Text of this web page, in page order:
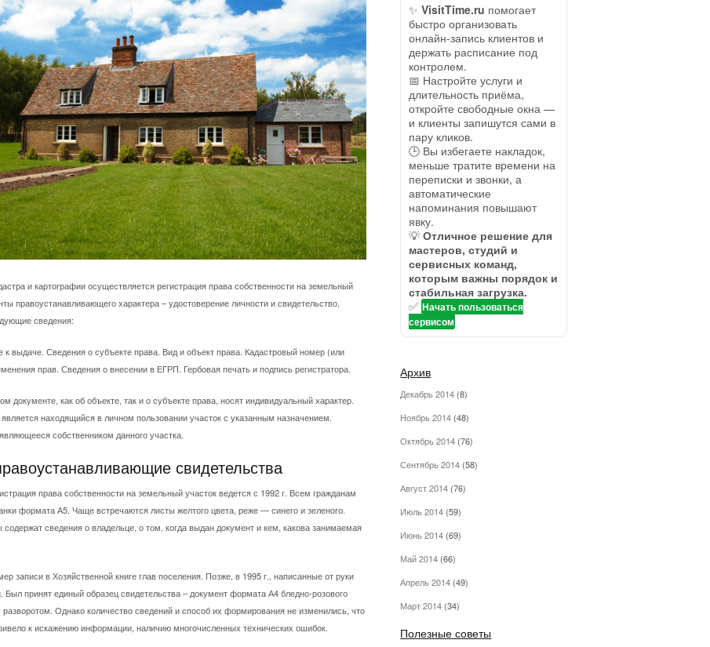
и картографии осуществляется регистрация права собственности на земельный
правоустанавливающего характера – удостоверение личности и свидетельство,
сведения:
к выдаче. Сведения о субъекте права. Вид и объект права. Кадастровый номер (или
прав. Сведения о внесении в ЕГРП. Гербовая печать и подпись регистратора.
документе, как об объекте, так и о субъекте права, носят индивидуальный характер.
находящийся в личном пользовании участок с указанным назначением.
собственником данного участка.
свидетельства
права собственности на земельный участок ведется с 1992 г. Всем гражданам
формата А5. Чаще встречаются листы желтого цвета, реже — синего и зеленого.
сведения о владельце, о том, когда выдан документ и кем, какова занимаемая
записи в Хозяйственной книге глав поселения. Позже, в 1995 г., написанные от руки
Был принят единый образец свидетельства – документ формата А4 бледно-розового
Однако количество сведений и способ их формирования не изменились, что
к искажению информации, наличию многочисленных технических ошибок.
✨VisitTime.ru помогает
быстро организовать
онлайн-запись клиентов и
держать расписание под
контролем.
📅 Настройте услуги и
длительность приёма,
откройте свободные окна —
и клиенты запишутся сами в
пару кликов.
🕒 Вы избегаете накладок,
меньше тратите времени на
переписки и звонки, а
автоматические
напоминания повышают
явку.
💡Отличное решение для
мастеров, студий и
сервисных команд,
которым важны порядок и
стабильная загрузка.
✅Начать пользоваться
сервисом
Архив
Декабрь 2014 (8)
Ноябрь 2014 (48)
Октябрь 2014 (76)
Сентябрь 2014 (58)
Август 2014 (76)
Июль 2014 (59)
Июнь 2014 (69)
Май 2014 (66)
Апрель 2014 (49)
Март 2014 (34)
Полезные советы